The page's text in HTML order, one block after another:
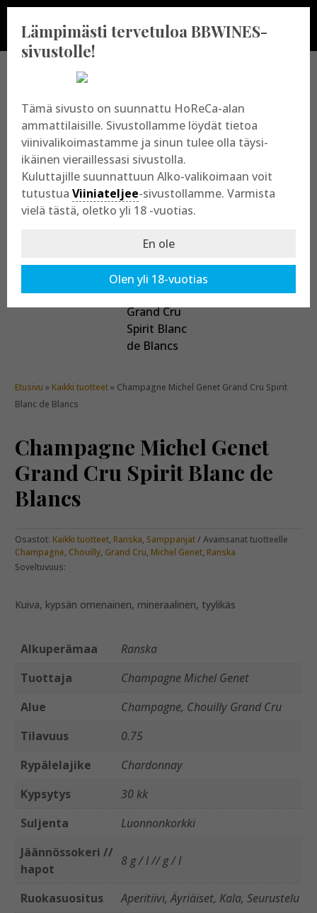
BBWINES OY
Vajossuonkatu 10
20360 Turku
y-tunnus: 2009865-8
Etusivu » Kaikki tuotteet» Champagne Michel Genet Grand Cru Spirit
Blanc de Blancs
Champagne Michel Genet
Grand Cru Spirit Blanc de
Blancs
Osastot: Kaikki tuotteet, Ranska, Samppanjat
Avainsanat tuotteelle
Champagne, Chouilly, Grand Cru, Michel Genet, Ranska
Soveltuvuus:
Kuiva, kypsän omenainen, mineraalinen, tyylikäs
Alkuperämaa
Ranska
Tuottaja
Champagne Michel Genet
Alue
Champagne, Chouilly Grand Cru
Tilavuus
0.75
Rypälelajike
Chardonnay
Kypsytys
30 kk
Suljenta
Luonnonkorkki
Jäännössokeri //
hapot
8 g / l // g / l
Ruokasuositus Aperitiivi, Äyriäiset, Kala, Seurustelu
Lämpimästi tervetuloa BBWINES-
sivustolle!
Tämä sivusto on suunnattu HoReCa-alan
ammattilaisille. Sivustollamme löydät tietoa
viinivalikoimastamme ja sinun tulee olla täysi-
ikäinen vieraillessasi sivustolla.
Kuluttajille suunnattuun Alko-valikoimaan voit
tutustua Viiniateljee-sivustollamme. Varmista
vielä tästä, oletko yli 18 -vuotias.
En ole
Olen yli 18-vuotias